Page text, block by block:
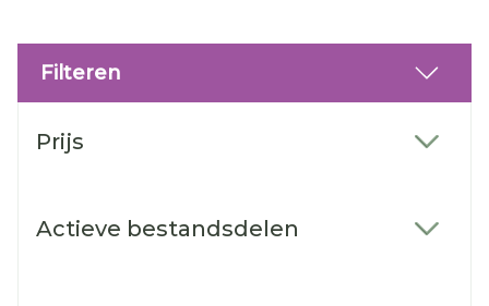
Filteren
Prijs
Actieve bestandsdelen